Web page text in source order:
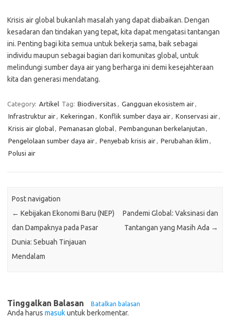
Krisis air global bukanlah masalah yang dapat diabaikan. Dengan
kesadaran dan tindakan yang tepat, kita dapat mengatasi tantangan
ini. Penting bagi kita semua untuk bekerja sama, baik sebagai
individu maupun sebagai bagian dari komunitas global, untuk
melindungi sumber daya air yang berharga ini demi kesejahteraan
kita dan generasi mendatang.
Category: Artikel Tag: Biodiversitas , Gangguan ekosistem air,
Infrastruktur air, Kekeringan , Konflik sumber daya air, Konservasi air,
Krisis air global, Pemanasan global, Pembangunan berkelanjutan ,
Pengelolaan sumber daya air, Penyebab krisis air, Perubahan iklim ,
Polusi air
Post navigation
← Kebijakan Ekonomi Baru (NEP)
dan Dampaknya pada Pasar
Dunia: Sebuah Tinjauan
Mendalam
Pandemi Global: Vaksinasi dan
Tantangan yang Masih Ada →
Tinggalkan Balasan Batalkan balasan
Anda harus masukuntuk berkomentar.